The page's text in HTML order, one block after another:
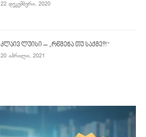
22 დეკემბერი, 2020
კლაივ ლუისი – „რწმენა თუ საქმე?!“
20 აპრილი, 2021